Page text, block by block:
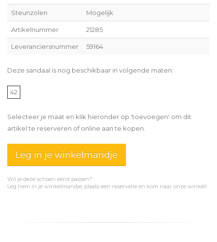
Steunzolen Mogelijk
Artikelnummer 21285
Leveranciersnummer 59164
Deze sandaal is nog beschikbaar in volgende maten:
42
Selecteer je maat en klik hieronder op 'toevoegen' om dit
artikel te reserveren of online aan te kopen.
Leg in je winkelmandje
Wil je deze schoen eerst passen?
Leg hem in je winkelmandje, plaats een reservatie en kom naar onze winkel!